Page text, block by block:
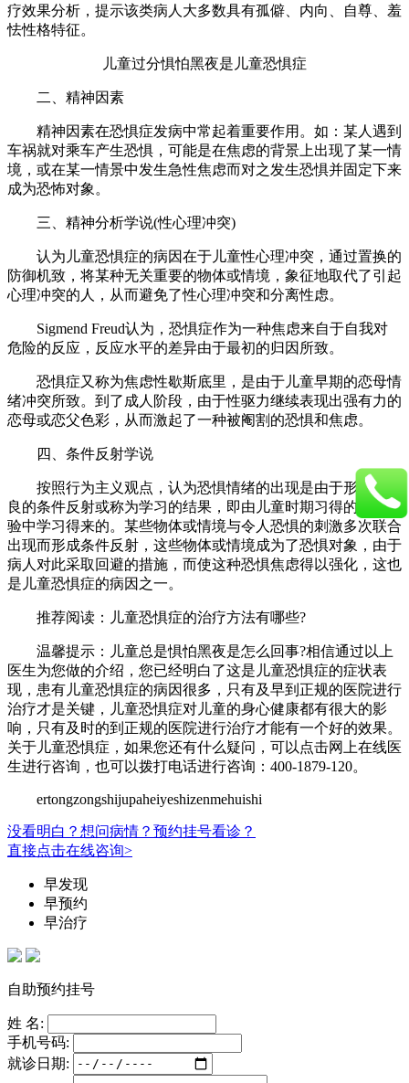
疗效果分析，提示该类病人大多数具有孤僻、内向、自尊、羞
怯性格特征。
儿童过分惧怕黑夜是儿童恐惧症
二、精神因素
精神因素在恐惧症发病中常起着重要作用。如：某人遇到
车祸就对乘车产生恐惧，可能是在焦虑的背景上出现了某一情
境，或在某一情景中发生急性焦虑而对之发生恐惧并固定下来
成为恐怖对象。
三、精神分析学说(性心理冲突)
认为儿童恐惧症的病因在于儿童性心理冲突，通过置换的
防御机致，将某种无关重要的物体或情境，象征地取代了引起
心理冲突的人，从而避免了性心理冲突和分离性虑。
Sigmend Freud认为，恐惧症作为一种焦虑来自于自我对
危险的反应，反应水平的差异由于最初的归因所致。
恐惧症又称为焦虑性歇斯底里，是由于儿童早期的恋母情
绪冲突所致。到了成人阶段，由于性驱力继续表现出强有力的
恋母或恋父色彩，从而激起了一种被阉割的恐惧和焦虑。
四、条件反射学说
按照行为主义观点，认为恐惧情绪的出现是由于形成了不
良的条件反射或称为学习的结果，即由儿童时期习得的恐惧经
验中学习得来的。某些物体或情境与令人恐惧的刺激多次联合
出现而形成条件反射，这些物体或情境成为了恐惧对象，由于
病人对此采取回避的措施，而使这种恐惧焦虑得以强化，这也
是儿童恐惧症的病因之一。
推荐阅读：儿童恐惧症的治疗方法有哪些?
温馨提示：儿童总是惧怕黑夜是怎么回事?相信通过以上
医生为您做的介绍，您已经明白了这是儿童恐惧症的症状表
现，患有儿童恐惧症的病因很多，只有及早到正规的医院进行
治疗才是关键，儿童恐惧症对儿童的身心健康都有很大的影
响，只有及时的到正规的医院进行治疗才能有一个好的效果。
关于儿童恐惧症，如果您还有什么疑问，可以点击网上在线医
生进行咨询，也可以拨打电话进行咨询：400-1879-120。
ertongzongshijupaheiyeshizenmehuishi
没看明白？想问病情？预约挂号看诊？
直接点击在线咨询>
早发现
早预约
早治疗
自助预约挂号
姓 名:
手机号码:
就诊日期: